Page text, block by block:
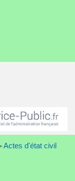
Actes d'état civil